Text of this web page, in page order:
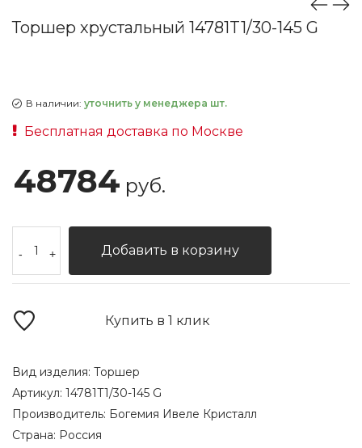
Торшер хрустальный 14781T1/30-145 G
В наличии: уточнить у менеджера шт.
Бесплатная доставка по Москве
48784 руб.
- + Добавить в корзину
Купить в 1 клик
Вид изделия: Торшер
Артикул: 14781T1/30-145 G
Производитель: Богемия Ивеле Кристалл
Страна: Россия